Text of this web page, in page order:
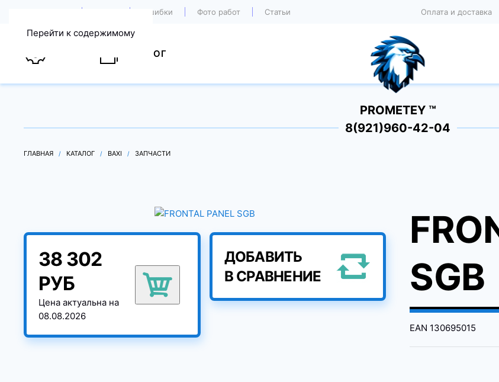
Перейти к содержимому
Ошибки Фото работ Статьи Оплата и доставка
КАТАЛОГ
PROMETEY ™
8(921)960-42-04
ГЛАВНАЯ КАТАЛОГ BAXI ЗАПЧАСТИ
38 302
РУБ
Цена актуальна на
08.08.2026
ДОБАВИТЬ
В СРАВНЕНИЕ
SGB
EAN 130695015